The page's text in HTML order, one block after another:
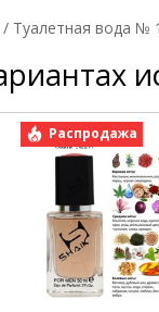
Туалетная вода №
Распродажа